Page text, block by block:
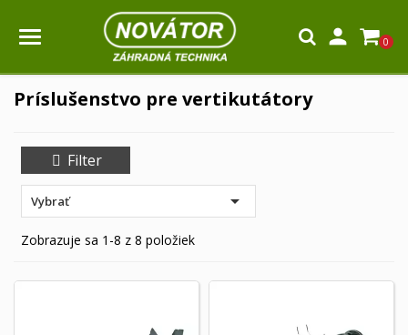
 0
Príslušenstvo pre vertikutátory
Filter
Vybrať 
Zobrazuje sa 1-8 z 8 položiek